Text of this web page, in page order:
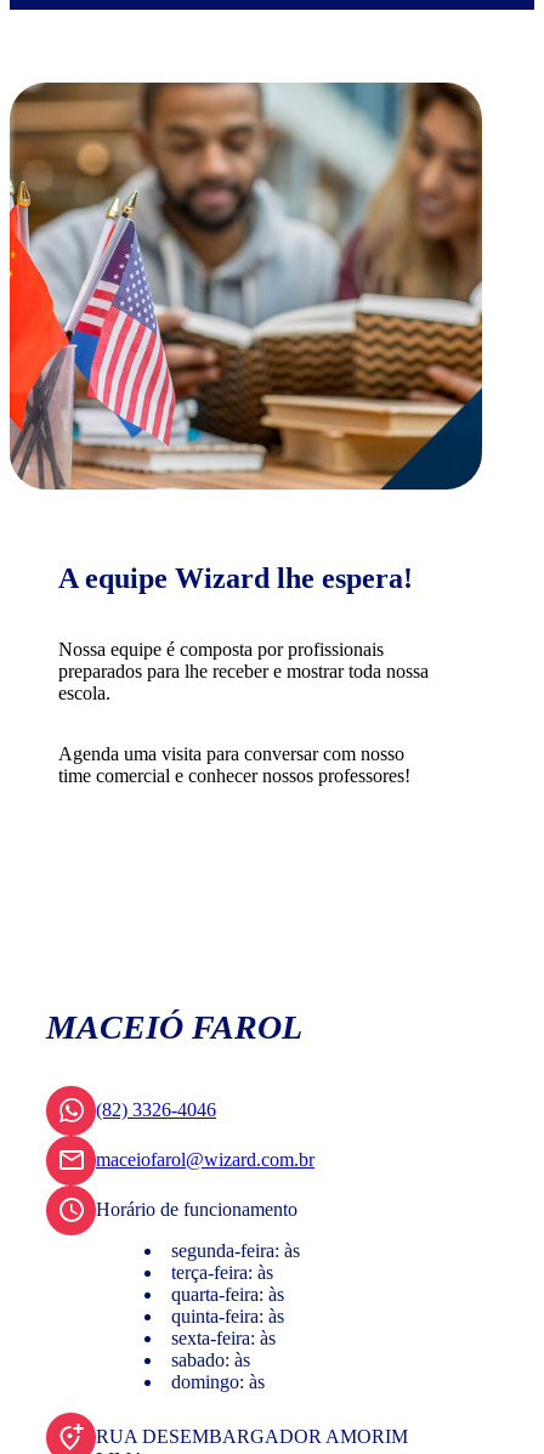
A equipe Wizard lhe espera!
Nossa equipe é composta por profissionais
preparados para lhe receber e mostrar toda nossa
escola.
Agenda uma visita para conversar com nosso
time comercial e conhecer nossos professores!
MACEIÓ FAROL
(82) 3326-4046
maceiofarol@wizard.com.br
Horário de funcionamento
segunda-feira: às
terça-feira: às
quarta-feira: às
quinta-feira: às
sexta-feira: às
sabado: às
domingo: às
RUA DESEMBARGADOR AMORIM